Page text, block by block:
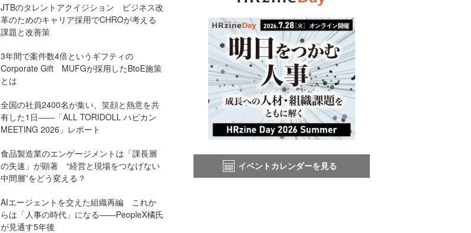
JTBのタレントアクイジション ビジネス改
革のためのキャリア採用でCHROが考える
課題と改善策
3年間で案件数4倍というギフティの
Corporate Gift MUFGが採用したBtoE施策
とは
全国の社員2400名が集い、笑顔と熱意を共
有した1日――「ALL TORIDOLL ハピカン
MEETING 2026」レポート
食品製造業のエンゲージメントは「課長層
の失速」が顕著 “経営と現場をつなげない
中間層”をどう変える？
AIエージェントを交えた組織再編 これか
らは「人事の時代」になる——PeopleX橘氏
が見通す5年後
イベントカレンダーを見る